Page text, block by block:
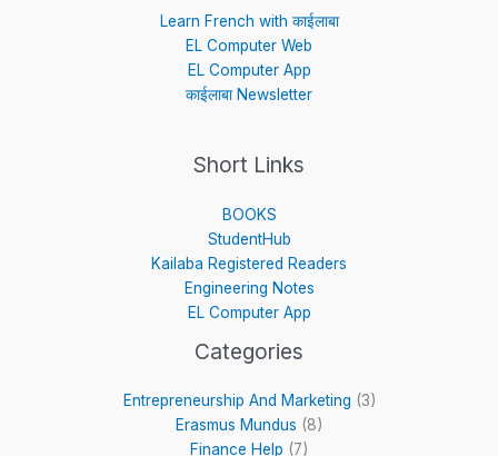
o
k
r
e
r
a
m
p
e
Learn French with काईलाबा
EL Computer Web
EL Computer App
काईलाबा Newsletter
Short Links
BOOKS
StudentHub
Kailaba Registered Readers
Engineering Notes
EL Computer App
Categories
Entrepreneurship And Marketing (3)
Erasmus Mundus (8)
Finance Help (7)